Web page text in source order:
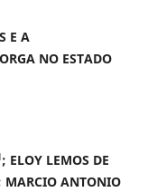
E A
NO ESTADO
; ELOY LEMOS DE
MARCIO ANTONIO